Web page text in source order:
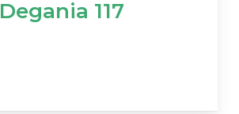
Degania 117